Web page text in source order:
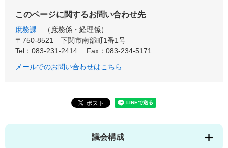
このページに関するお問い合わせ先
庶務課
庶務係・経理係
〒750-8521
下関市南部町1番1号
Tel：083-231-2414
Fax：083-234-5171
メールでのお問い合わせはこちら
議会構成